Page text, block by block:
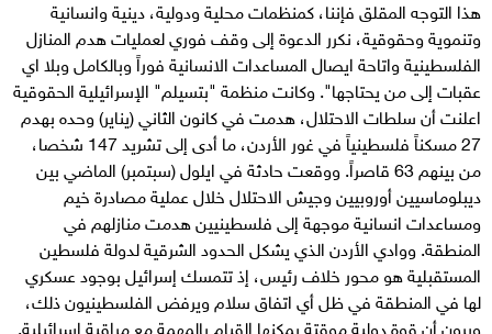
هذا التوجه المقلق فإننا، كمنظمات محلية ودولية، دينية وانسانية
وتنموية وحقوقية، نكرر الدعوة إلى وقف فوري لعمليات هدم المنازل
الفلسطينية واتاحة ايصال المساعدات الانسانية فوراً وبالكامل وبلا اي
عقبات إلى من يحتاجها". وكانت منظمة "بتسيلم" الإسرائيلية الحقوقية
اعلنت أن سلطات الاحتلال، هدمت في كانون الثاني (يناير) وحده بهدم
27 مسكناً فلسطينياً في غور الأردن، ما أدى إلى تشريد 147 شخصا،
من بينهم 63 قاصراً. ووقعت حادثة في ايلول (سبتمبر) الماضي بين
ديبلوماسيين أوروبيين وجيش الاحتلال خلال عملية مصادرة خيم
ومساعدات انسانية موجهة إلى فلسطينيين هدمت منازلهم في
المنطقة. ووادي الأردن الذي يشكل الحدود الشرقية لدولة فلسطين
المستقبلية هو محور خلاف رئيس، إذ تتمسك إسرائيل بوجود عسكري
لها في المنطقة في ظل أي اتفاق سلام ويرفض الفلسطينيون ذلك،
ويرون أن قوة دولية موقتة يمكنها القيام بالمهمة مع مراقبة إسرائيلية.